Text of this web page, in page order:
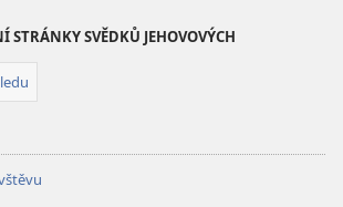
STRÁNKY SVĚDKŮ JEHOVOVÝCH